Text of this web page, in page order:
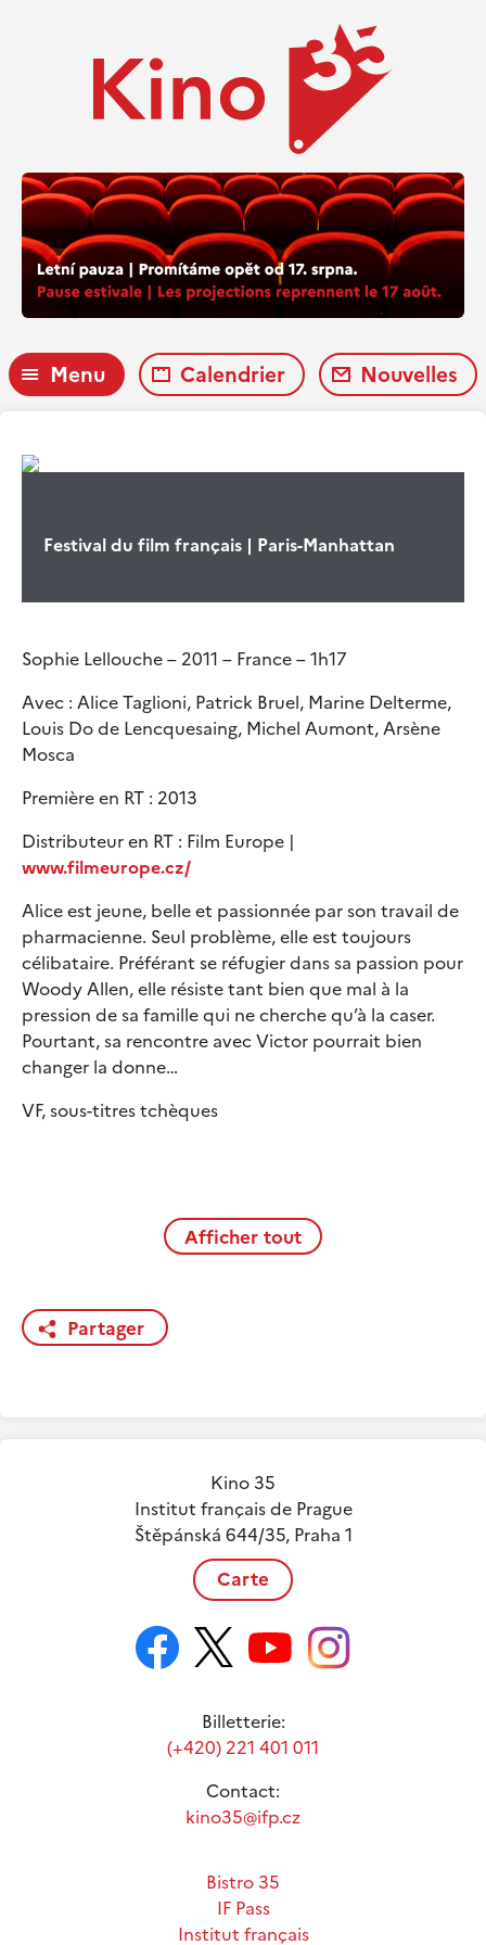
Menu Calendrier Nouvelles
Festival du film français | Paris-Manhattan
Sophie Lellouche – 2011 – France – 1h17
Avec : Alice Taglioni, Patrick Bruel, Marine Delterme,
Louis Do de Lencquesaing, Michel Aumont, Arsène
Mosca
Première en RT : 2013
Distributeur en RT : Film Europe |
www.filmeurope.cz/
Alice est jeune, belle et passionnée par son travail de
pharmacienne. Seul problème, elle est toujours
célibataire. Préférant se réfugier dans sa passion pour
Woody Allen, elle résiste tant bien que mal à la
pression de sa famille qui ne cherche qu’à la caser.
Pourtant, sa rencontre avec Victor pourrait bien
changer la donne…
VF, sous-titres tchèques
Afficher tout
Partager
Kino 35
Institut français de Prague
Štěpánská 644/35, Praha 1
Carte
Billetterie:
(+420) 221 401 011
Contact:
kino35@ifp.cz
Bistro 35
IF Pass
Institut français